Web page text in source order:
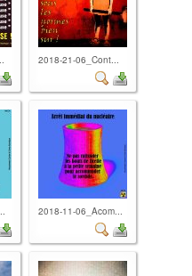
2018-21-06_Cont...
2018-11-06_Acom...